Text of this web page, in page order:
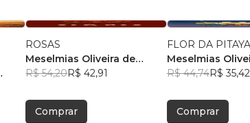
ROSAS
Meselmias Oliveira de
Carvalho
R$ 54,20R$ 42,91
Comprar
FLOR DA PITAYA
Meselmias
Carvalho
R$ 44,74R$ 35,42
Comprar